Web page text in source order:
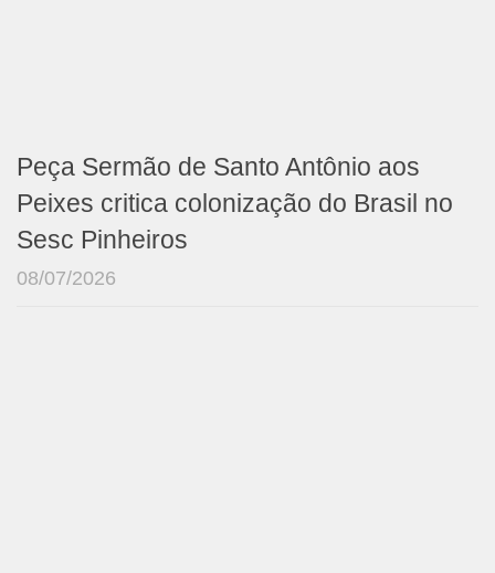
Peça Sermão de Santo Antônio aos
Peixes critica colonização do Brasil no
Sesc Pinheiros
08/07/2026